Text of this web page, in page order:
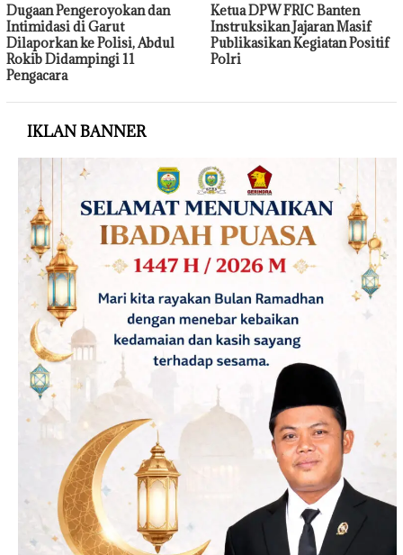
Dugaan Pengeroyokan dan
Intimidasi di Garut
Dilaporkan ke Polisi, Abdul
Rokib Didampingi 11
Pengacara
Ketua DPW FRIC Banten
Instruksikan Jajaran Masif
Publikasikan Kegiatan Positif
Polri
IKLAN BANNER